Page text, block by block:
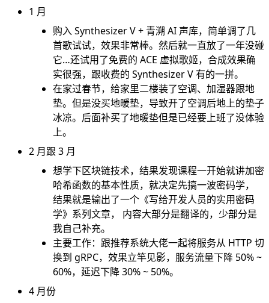
结语
1 月
购入 Synthesizer V + 青溯 AI 声库，简单调了几
首歌试试，效果非常棒。然后就一直放了一年没碰
它…还试用了免费的 ACE 虚拟歌姬，合成效果确
实很强，跟收费的 Synthesizer V 有的一拼。
在家过春节，给家里二楼装了空调、加湿器跟地
垫。但是没买地暖垫，导致开了空调后地上的垫子
冰凉。后面补买了地暖垫但是已经要上班了没体验
上。
2 月跟 3 月
想学下区块链技术，结果发现课程一开始就讲加密
哈希函数的基本性质，就决定先搞一波密码学，
结果就是输出了一个 《写给开发人员的实用密码
学》系列文章， 内容大部分是翻译的，少部分是
我自己补充。
主要工作：跟推荐系统大佬一起将服务从 HTTP 切
换到 gRPC，效果立竿见影，服务流量下降 50% ~
60%，延迟下降 30% ~ 50%。
4 月份